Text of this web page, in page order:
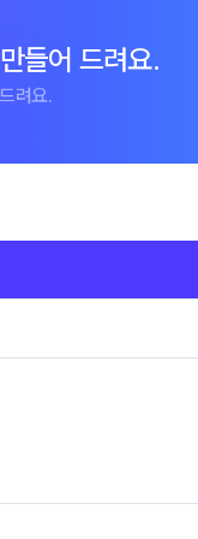
들어 드려요.
려요.